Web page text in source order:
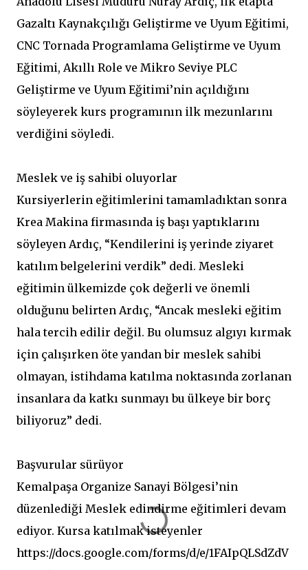
Gazaltı Kaynakçılığı Geliştirme ve Uyum Eğitimi,
CNC Tornada Programlama Geliştirme ve Uyum
Eğitimi, Akıllı Role ve Mikro Seviye PLC
Geliştirme ve Uyum Eğitimi’nin açıldığını
söyleyerek kurs programının ilk mezunlarını
verdiğini söyledi.
Meslek ve iş sahibi oluyorlar
Kursiyerlerin eğitimlerini tamamladıktan sonra
Krea Makina firmasında iş başı yaptıklarını
söyleyen Ardıç, “Kendilerini iş yerinde ziyaret
katılım belgelerini verdik” dedi. Mesleki
eğitimin ülkemizde çok değerli ve önemli
olduğunu belirten Ardıç, “Ancak mesleki eğitim
hala tercih edilir değil. Bu olumsuz algıyı kırmak
için çalışırken öte yandan bir meslek sahibi
olmayan, istihdama katılma noktasında zorlanan
insanlara da katkı sunmayı bu ülkeye bir borç
biliyoruz” dedi.
Başvurular sürüyor
Kemalpaşa Organize Sanayi Bölgesi’nin
düzenlediği Meslek edindirme eğitimleri devam
ediyor. Kursa katılmak isteyenler
https://docs.google.com/forms/d/e/1FAIpQLSdZdV